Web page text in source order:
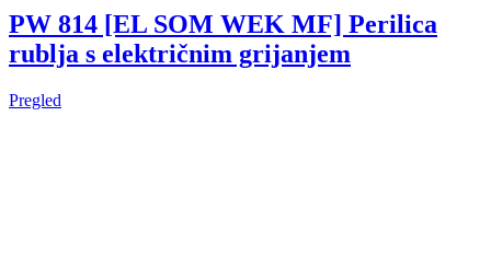
PW 814 [EL SOM WEK MF] Perilica
rublja s električnim grijanjem
Pregled